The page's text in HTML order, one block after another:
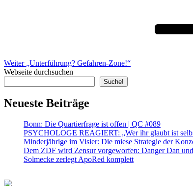
Weiter „Unterführung? Gefahren-Zone!“
Webseite durchsuchen
Suche!
Neueste Beiträge
Bonn: Die Quartierfrage ist offen | QC #089
PSYCHOLOGE REAGIERT: „Wer ihr glaubt ist
Minderjährige im Visier: Die miese Strategie der
Dem ZDF wird Zensur vorgeworfen: Danger Dan
Solmecke zerlegt ApoRed komplett